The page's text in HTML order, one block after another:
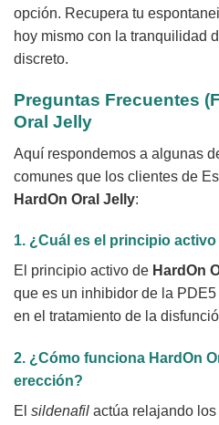
opción. Recupera tu
hoy mismo con la tranquilidad
discreto.
Preguntas Frecuentes
Oral Jelly
Aquí respondemos a algunas
comunes que los clientes de
HardOn Oral Jelly:
1. ¿Cuál es el principio activo
El principio activo de HardOn
que es un inhibidor de la
en el tratamiento de la
2. ¿Cómo funciona HardOn
erección?
El sildenafil actúa relajando